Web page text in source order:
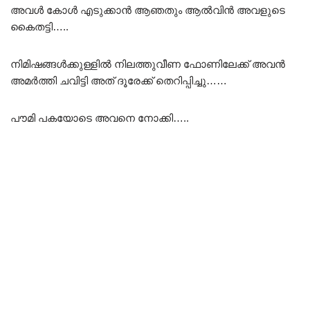
അവൾ കോൾ എടുക്കാൻ ആഞതും ആൽവിൻ അവളുടെ
കൈതട്ടി…..
നിമിഷങ്ങൾക്കുള്ളിൽ നിലത്തുവീണ ഫോണിലേക്ക് അവൻ
അമർത്തി ചവിട്ടി അത് ദൂരേക്ക് തെറിപ്പിച്ചു……
പൗമി പകയോടെ അവനെ നോക്കി…..